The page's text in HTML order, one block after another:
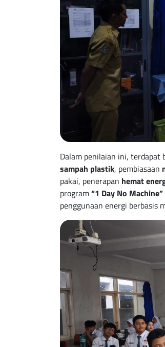
Dalam penilaian ini, terdapat
sampah plastik, pembiasaan
pakai, penerapan hemat
program“1 Day No Machine”
penggunaan energi berbasis